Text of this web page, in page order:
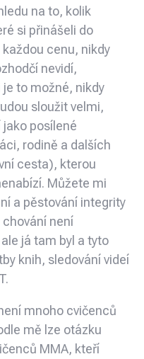
na to, kolik
si přinášeli do
cenu, nikdy
nevidí,
to možné, nikdy
sloužit velmi,
posílené
rodině a dalších
cesta), kterou
Můžete mi
a pěstování integrity
není
já tam byl a tyto
knih, sledování videí
mnoho cvičenců
mě lze otázku
MMA, kteří